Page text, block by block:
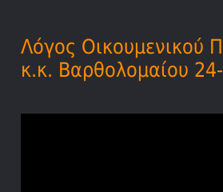
Λόγος Οικουμενικού
κ.κ. Βαρθολομαίου